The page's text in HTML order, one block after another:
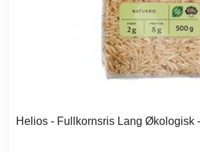
Helios - Fullkornsris Lang Økologisk